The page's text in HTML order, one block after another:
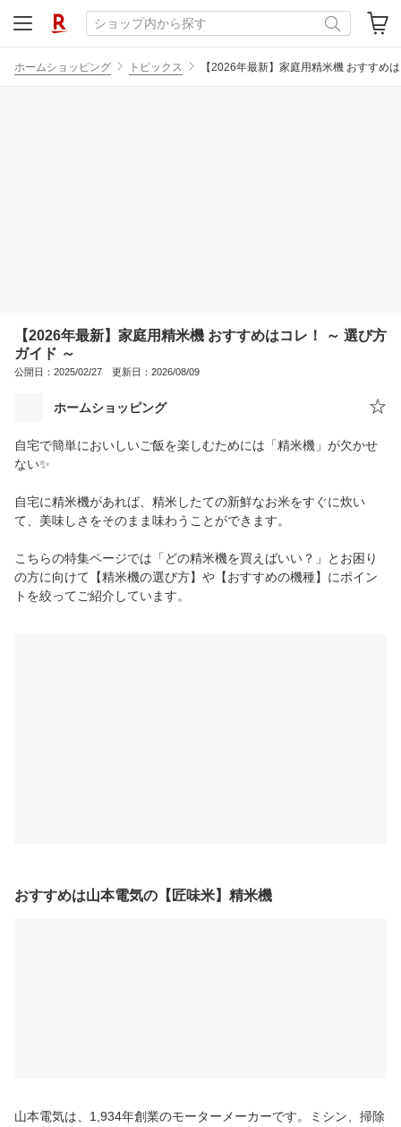
ホームショッピング トピックス 【2026年最新】家庭用精米機 おすすめ
【2026年最新】家庭用精米機 おすすめはコレ！ ～ 選び方
ガイド ～
公開日：2025/02/27 更新日：2026/08/09
ホームショッピング
自宅で簡単においしいご飯を楽しむためには「精米機」が欠かせ
ない✨
自宅に精米機があれば、精米したての新鮮なお米をすぐに炊い
て、美味しさをそのまま味わうことができます。
こちらの特集ページでは「どの精米機を買えばいい？」とお困り
の方に向けて【精米機の選び方】や【おすすめの機種】にポイン
トを絞ってご紹介しています。
おすすめは山本電気の【匠味米】精米機
山本電気は、1,934年創業のモーターメーカーです。ミシン、掃除